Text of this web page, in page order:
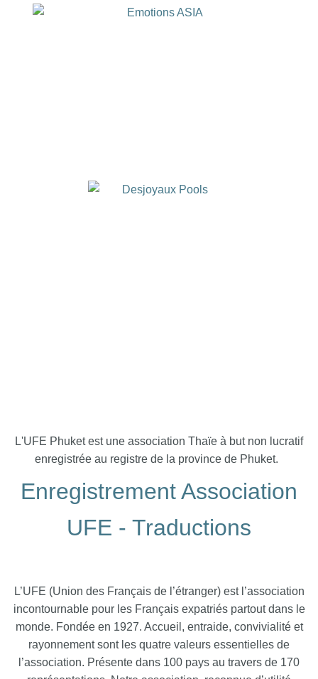
L'UFE Phuket est une association Thaïe à but non lucratif
enregistrée au registre de la province de Phuket.
Enregistrement Association
UFE - Traductions
L’UFE (Union des Français de l’étranger) est l’association
incontournable pour les Français expatriés partout dans le
monde. Fondée en 1927. Accueil, entraide, convivialité et
rayonnement sont les quatre valeurs essentielles de
l’association. Présente dans 100 pays au travers de 170